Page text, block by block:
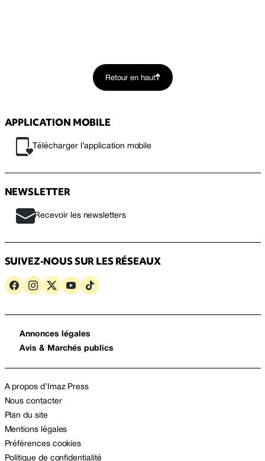
Retour en haut
APPLICATION MOBILE
Télécharger l’application mobile
NEWSLETTER
Recevoir les newsletters
SUIVEZ-NOUS SUR LES RÉSEAUX
Annonces légales
Avis & Marchés publics
A propos d’Imaz Press
Nous contacter
Plan du site
Mentions légales
Préférences cookies
Politique de confidentialité